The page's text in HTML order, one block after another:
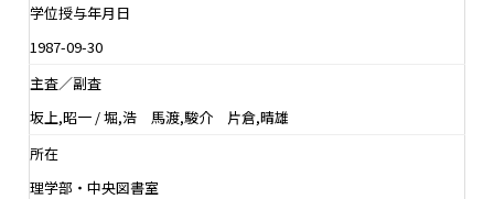
学位授与年月日
1987-09-30
主査／副査
坂上,昭一 / 堀,浩 馬渡,駿介 片倉,晴雄
所在
理学部・中央図書室